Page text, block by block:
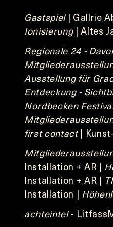
Gastspiel| Gallrie
Ionisierung| Altes
Regionale 24 -
Ausstellung für
Entdeckung -
Nordbecken
first contact|
Installation + AR |
Installation + AR |
Installation |
achteintel-